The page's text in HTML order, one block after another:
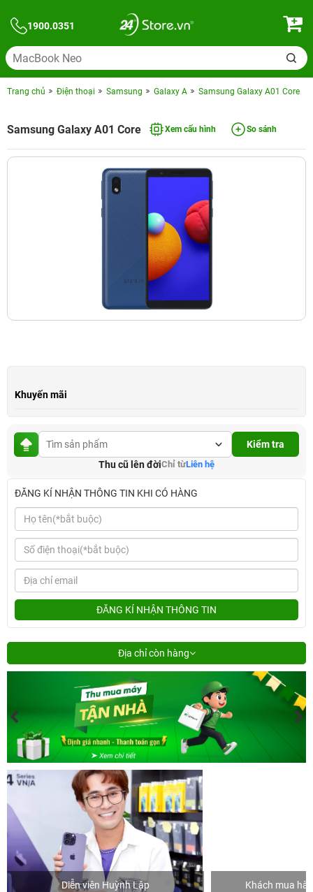
1900.0351
Trang chủ Điện thoại Samsung Galaxy A Samsung Galaxy A01 Core
Samsung Galaxy A01 Core Xem cấu hình So sánh
Khuyến mãi
Kiểm tra
Thu cũ lên đờiChỉ từLiên hệ
ĐĂNG KÍ NHẬN THÔNG TIN KHI CÓ HÀNG
ĐĂNG KÍ NHẬN THÔNG TIN
Địa chỉ còn hàng
Diễn viên Huỳnh Lập Khách mua